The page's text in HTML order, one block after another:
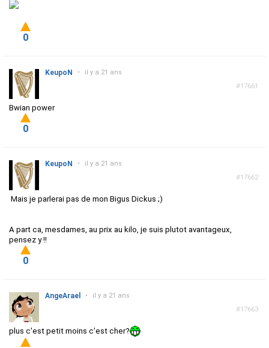
0
#17661
KeupoN • il y a 21 ans
Bwian power
0
#17662
KeupoN • il y a 21 ans
Mais je parlerai pas de mon Bigus Dickus ;)
A part ca, mesdames, au prix au kilo, je suis plutot avantageux,
pensez y !!
0
#17663
AngeArael • il y a 21 ans
plus c'est petit moins c'est cher?